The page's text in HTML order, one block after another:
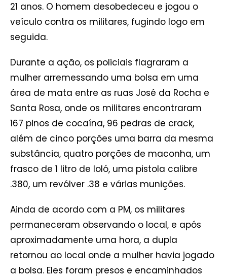
21 anos. O homem desobedeceu e jogou o
veículo contra os militares, fugindo logo em
seguida.
Durante a ação, os policiais flagraram a
mulher arremessando uma bolsa em uma
área de mata entre as ruas José da Rocha e
Santa Rosa, onde os militares encontraram
167 pinos de cocaína, 96 pedras de crack,
além de cinco porções uma barra da mesma
substância, quatro porções de maconha, um
frasco de 1 litro de loló, uma pistola calibre
.380, um revólver .38 e várias munições.
Ainda de acordo com a PM, os militares
permaneceram observando o local, e após
aproximadamente uma hora, a dupla
retornou ao local onde a mulher havia jogado
a bolsa. Eles foram presos e encaminhados